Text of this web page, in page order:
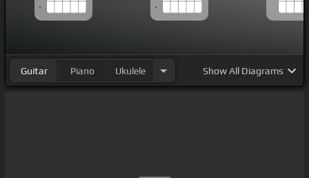
Guitar Piano Ukulele ShowAll Diagrams